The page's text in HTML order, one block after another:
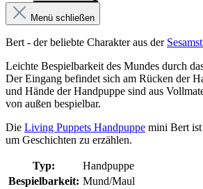
Menü schließen
Bert - der beliebte Charakter aus der
Leichte Bespielbarkeit des Mundes durch
Der Eingang befindet sich am Rücken der
und Hände der Handpuppe sind aus
von außen bespielbar.
Die Living Puppets Handpuppe mini Bert ist
um Geschichten zu erzählen.
Typ:
Handpuppe
Bespielbarkeit: Mund/Maul